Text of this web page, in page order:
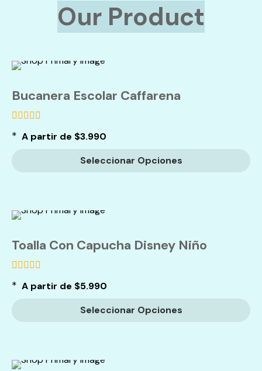
Our Product
Bucanera Escolar Caffarena
de
* A partir de $3.990
Seleccionar Opciones
Toalla Con Capucha Disney Niño
de
* A partir de $5.990
Seleccionar Opciones